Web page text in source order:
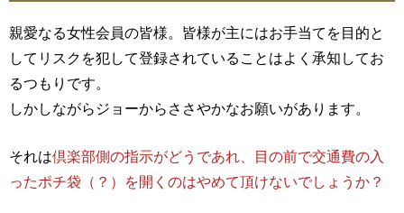
親愛なる女性会員の皆様。皆様が主にはお手当てを目的と
してリスクを犯して登録されていることはよく承知してお
るつもりです。
しかしながらジョーからささやかなお願いがあります。
それは倶楽部側の指示がどうであれ、目の前で交通費の入
ったポチ袋（？）を開くのはやめて頂けないでしょうか？